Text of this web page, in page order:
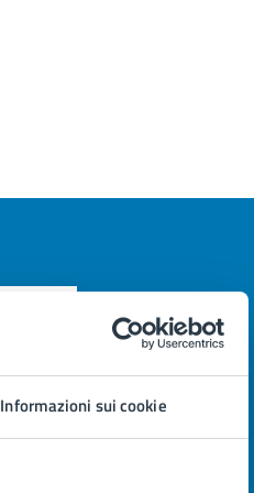
Informazioni sui cookie